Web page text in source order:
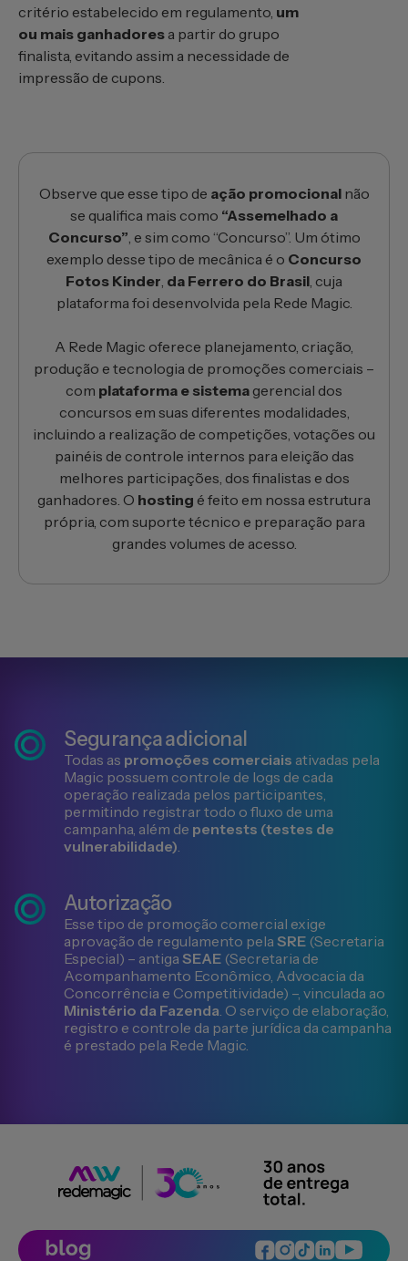
critério estabelecido em regulamento, um
ou mais ganhadores a partir do grupo
finalista, evitando assim a necessidade de
impressão de cupons.
Observe que esse tipo de ação promocionalnão
se qualifica mais como “Assemelhado a
Concurso” , e sim como “Concurso”. Um ótimo
exemplo desse tipo de mecânica é o Concurso
Fotos Kinder da Ferrero do Brasil , cuja
plataforma foi desenvolvida pela Rede Magic.
A Rede Magic oferece planejamento, criação,
produção e tecnologia de promoções comerciais –
com plataforma e sistema gerencial dos
concursos em suas diferentes modalidades,
incluindo a realização de competições, votações ou
painéis de controle internos para eleição das
melhores participações, dos finalistas e dos
ganhadores. O hosting é feito em nossa estrutura
própria, com suporte técnico e preparação para
grandes volumes de acesso.
Segurança adicional
Todas as promoções comerciais ativadas pela
Magic possuem controle de logs de cada
operação realizada pelos participantes,
permitindo registrar todo o fluxo de uma
campanha, além de pentests (testes de
vulnerabilidade)
Autorização
Esse tipo de promoção comercial exige
aprovação de regulamento pelaSRE (Secretaria
Especial) – antiga SEAE (Secretaria de
Acompanhamento Econômico, Advocacia da
Concorrência e Competitividade) –, vinculada ao
Ministério da Fazenda . O serviço de elaboração,
registro e controle da parte jurídica da campanha
é prestado pela Rede Magic.